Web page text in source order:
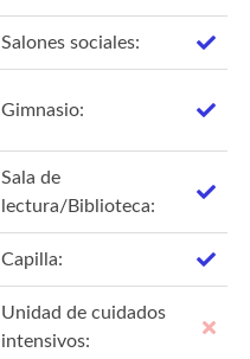
Salones sociales:
Gimnasio:
Sala de
lectura/Biblioteca:
Capilla:
Unidad de cuidados
intensivos: